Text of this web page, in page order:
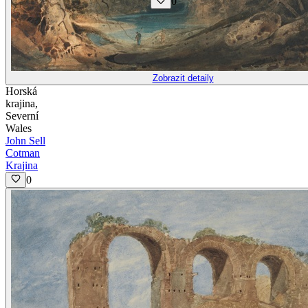
Zobrazit detaily
Horská
krajina,
Severní
Wales
John Sell
Cotman
Krajina
0